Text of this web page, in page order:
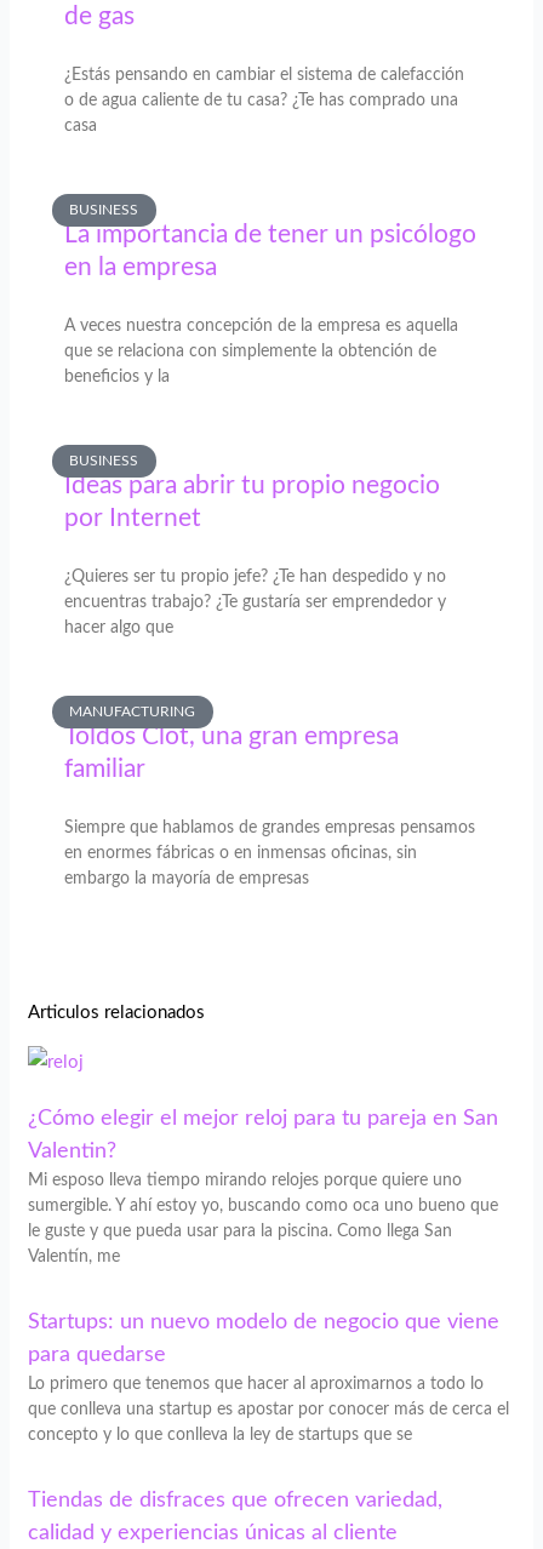
de gas
¿Estás pensando en cambiar el sistema de calefacción
o de agua caliente de tu casa? ¿Te has comprado una
casa
BUSINESS
La importancia de tener un psicólogo
en la empresa
A veces nuestra concepción de la empresa es aquella
que se relaciona con simplemente la obtención de
beneficios y la
BUSINESS
Ideas para abrir tu propio negocio
por Internet
¿Quieres ser tu propio jefe? ¿Te han despedido y no
encuentras trabajo? ¿Te gustaría ser emprendedor y
hacer algo que
MANUFACTURING
Toldos Clot, una gran empresa
familiar
Siempre que hablamos de grandes empresas pensamos
en enormes fábricas o en inmensas oficinas, sin
embargo la mayoría de empresas
Articulos relacionados
¿Cómo elegir el mejor reloj para tu pareja en San
Valentin?
Mi esposo lleva tiempo mirando relojes porque quiere uno
sumergible. Y ahí estoy yo, buscando como oca uno bueno que
le guste y que pueda usar para la piscina. Como llega San
Valentín, me
Startups: un nuevo modelo de negocio que viene
para quedarse
Lo primero que tenemos que hacer al aproximarnos a todo lo
que conlleva una startup es apostar por conocer más de cerca el
concepto y lo que conlleva la ley de startups que se
Tiendas de disfraces que ofrecen variedad,
calidad y experiencias únicas al cliente